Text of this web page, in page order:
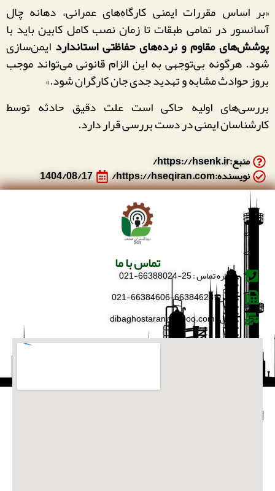
«بر اساس مقررات ایمنی کارگاه‌های عمرانی، دهانه چال
آسانسور در تمامی طبقات تا زمان نصب کامل کابین باید با
پوشش‌های مقاوم و نرده‌های حفاظتی استاندارد ایمن‌سازی
شود. هرگونه بی‌توجهی به این الزام قانونی می‌تواند موجب
بروز حوادث مشابه و تهدید جدی جان کارگران شود.»
بررسی‌های اولیه حاکی است علت دقیق حادثه توسط
کارشناسان ایمنی در دست بررسی قرار دارد.
منبع:https://hsenk.ir/
نویسنده:https://hseqiran.com/ 1404/08/17
تماس با ما
شماره تماس : 25-66388024-021
فکس : 66384628-66384606-021
ایمیل : dibaghostaran@yahoo.com